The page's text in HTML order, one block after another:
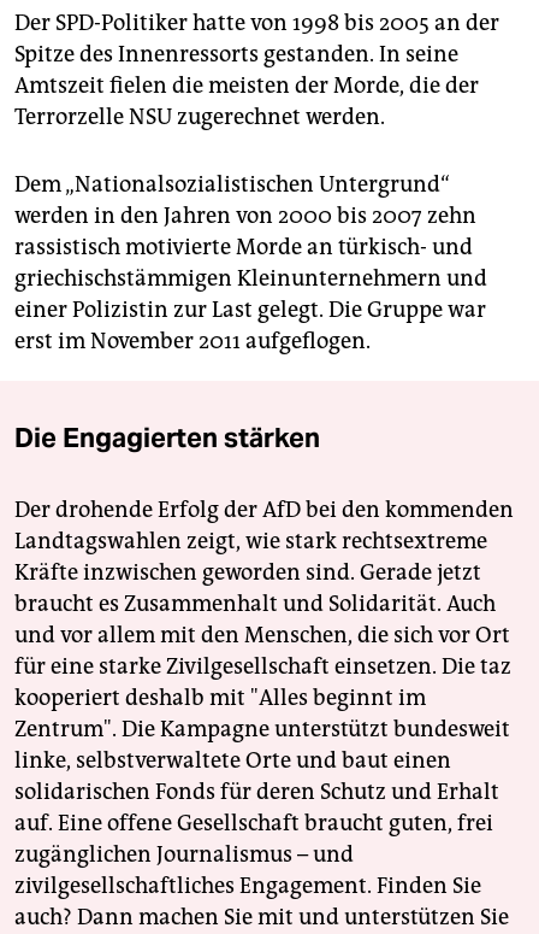
Der SPD-Politiker hatte von 1998 bis 2005 an der
Spitze des Innenressorts gestanden. In seine
Amtszeit fielen die meisten der Morde, die der
Terrorzelle NSU zugerechnet werden.
Dem „Nationalsozialistischen Untergrund“
werden in den Jahren von 2000 bis 2007 zehn
rassistisch motivierte Morde an türkisch- und
griechischstämmigen Kleinunternehmern und
einer Polizistin zur Last gelegt. Die Gruppe war
erst im November 2011 aufgeflogen.
Die Engagierten stärken
Der drohende Erfolg der AfD bei den kommenden
Landtagswahlen zeigt, wie stark rechtsextreme
Kräfte inzwischen geworden sind. Gerade jetzt
braucht es Zusammenhalt und Solidarität. Auch
und vor allem mit den Menschen, die sich vor Ort
für eine starke Zivilgesellschaft einsetzen. Die taz
kooperiert deshalb mit "Alles beginnt im
Zentrum". Die Kampagne unterstützt bundesweit
linke, selbstverwaltete Orte und baut einen
solidarischen Fonds für deren Schutz und Erhalt
auf. Eine offene Gesellschaft braucht guten, frei
zugänglichen Journalismus – und
zivilgesellschaftliches Engagement. Finden Sie
auch? Dann machen Sie mit und unterstützen Sie